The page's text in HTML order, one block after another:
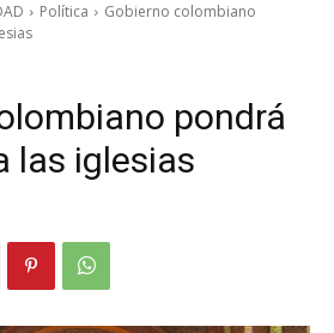
Política
Gobierno colombiano
pondrá
las iglesias